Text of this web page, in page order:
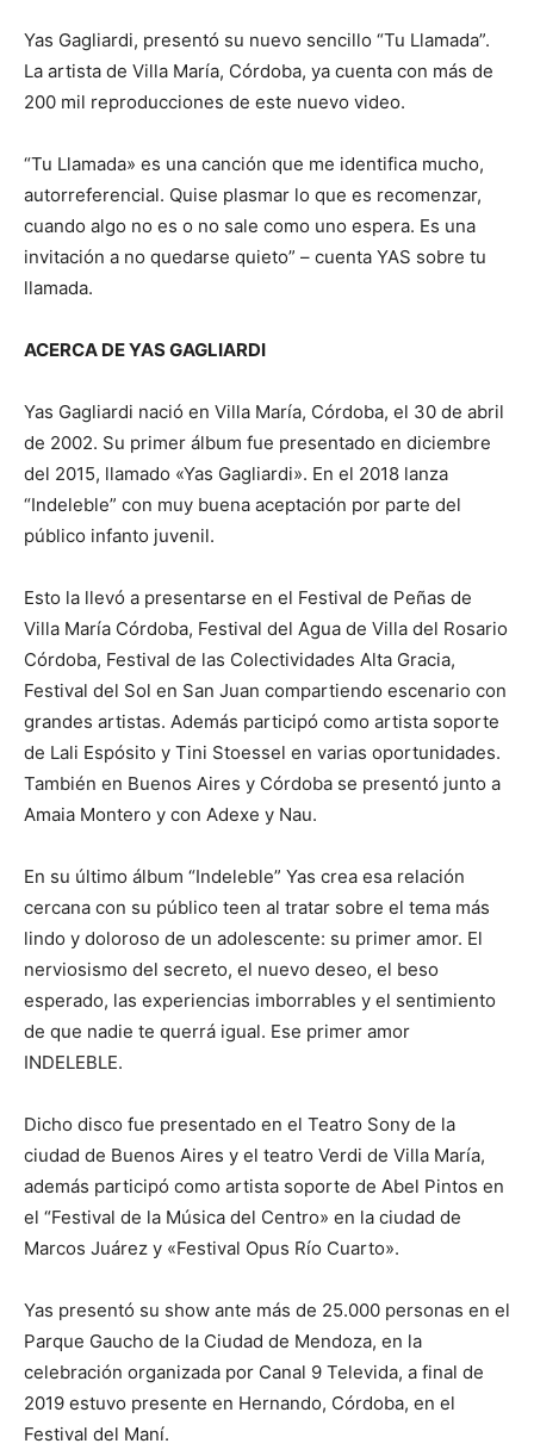
Yas Gagliardi, presentó su nuevo sencillo “Tu Llamada”.
La artista de Villa María, Córdoba, ya cuenta con más de
200 mil reproducciones de este nuevo video.
“Tu Llamada» es una canción que me identifica mucho,
autorreferencial. Quise plasmar lo que es recomenzar,
cuando algo no es o no sale como uno espera. Es una
invitación a no quedarse quieto” – cuenta YAS sobre tu
llamada.
ACERCA DE YAS GAGLIARDI
Yas Gagliardi nació en Villa María, Córdoba, el 30 de abril
de 2002. Su primer álbum fue presentado en diciembre
del 2015, llamado «Yas Gagliardi». En el 2018 lanza
“Indeleble” con muy buena aceptación por parte del
público infanto juvenil.
Esto la llevó a presentarse en el Festival de Peñas de
Villa María Córdoba, Festival del Agua de Villa del Rosario
Córdoba, Festival de las Colectividades Alta Gracia,
Festival del Sol en San Juan compartiendo escenario con
grandes artistas. Además participó como artista soporte
de Lali Espósito y Tini Stoessel en varias oportunidades.
También en Buenos Aires y Córdoba se presentó junto a
Amaia Montero y con Adexe y Nau.
En su último álbum “Indeleble” Yas crea esa relación
cercana con su público teen al tratar sobre el tema más
lindo y doloroso de un adolescente: su primer amor. El
nerviosismo del secreto, el nuevo deseo, el beso
esperado, las experiencias imborrables y el sentimiento
de que nadie te querrá igual. Ese primer amor
INDELEBLE.
Dicho disco fue presentado en el Teatro Sony de la
ciudad de Buenos Aires y el teatro Verdi de Villa María,
además participó como artista soporte de Abel Pintos en
el “Festival de la Música del Centro» en la ciudad de
Marcos Juárez y «Festival Opus Río Cuarto».
Yas presentó su show ante más de 25.000 personas en el
Parque Gaucho de la Ciudad de Mendoza, en la
celebración organizada por Canal 9 Televida, a final de
2019 estuvo presente en Hernando, Córdoba, en el
Festival del Maní.